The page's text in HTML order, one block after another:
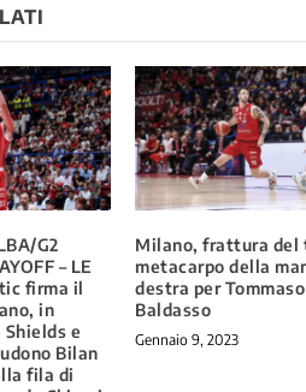
G2
– LE
firma il
in
e
Bilan
fila di
Milano, frattura del
metacarpo della
destra per Tommaso
Baldasso
Gennaio 9, 2023